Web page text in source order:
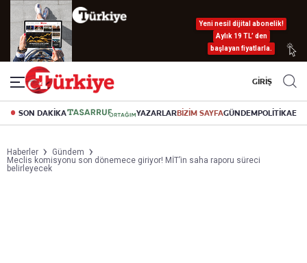
Yeni nesil dijital abonelik!
Aylık 19 TL’ den
başlayan fiyatlarla.
GİRİŞ
SON DAKİKA YAZARLARBİZİM SAYFAGÜNDEMPOLİTİKA
Haberler
Gündem
Meclis komisyonu son dönemece giriyor! MİT’in saha raporu süreci
belirleyecek